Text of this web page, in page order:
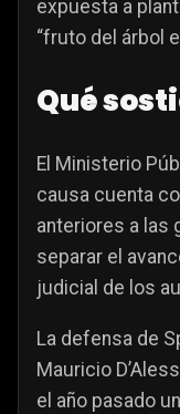
expuesta a
“fruto del árbol
Qué
El Ministerio
causa cuenta
anteriores a las
separar el
judicial de los
La defensa de
Mauricio
el año pasado